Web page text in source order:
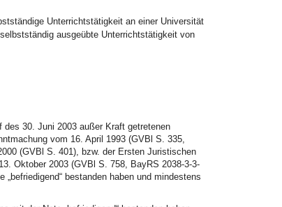
Unterrichtstätigkeit an einer Universität
ausgeübte Unterrichtstätigkeit von
30. Juni 2003 außer Kraft getretenen
vom 16. April 1993 (GVBl S. 335,
(GVBl S. 401), bzw. der Ersten Juristischen
Oktober 2003 (GVBl S. 758, BayRS 2038-3-3-
bestanden haben und mindestens